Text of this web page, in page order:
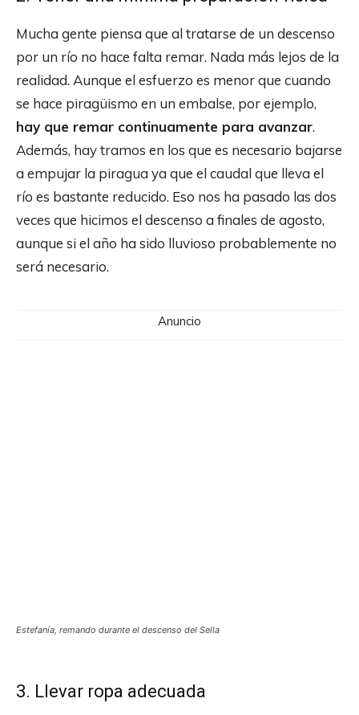
Mucha gente piensa que al tratarse de un descenso
por un río no hace falta remar. Nada más lejos de la
realidad. Aunque el esfuerzo es menor que cuando
se hace piragüismo en un embalse, por ejemplo,
hay que remar continuamente para avanzar.
Además, hay tramos en los que es necesario bajarse
a empujar la piragua ya que el caudal que lleva el
río es bastante reducido. Eso nos ha pasado las dos
veces que hicimos el descenso a finales de agosto,
aunque si el año ha sido lluvioso probablemente no
será necesario.
Anuncio
Estefanía, remando durante el descenso del Sella
3. Llevar ropa adecuada